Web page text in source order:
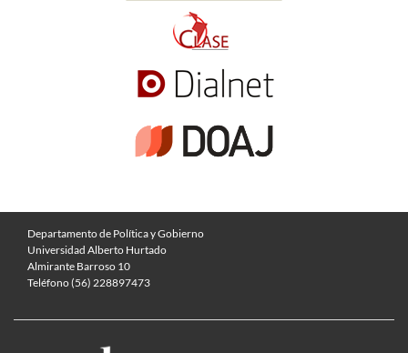
Departamento de Política y Gobierno
Universidad Alberto Hurtado
Almirante Barroso 10
Teléfono (56) 228897473